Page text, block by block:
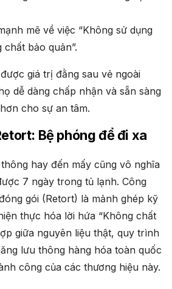
mẽ về việc “Không sử dụng
bảo quản”.
giá trị đằng sau vẻ ngoài
dễ dàng chấp nhận và sẵn sàng
cho sự an tâm.
Bệ phóng để đi xa
hay đến mấy cũng vô nghĩa
7 ngày trong tủ lạnh. Công
gói (Retort) là mảnh ghép kỹ
thực hóa lời hứa “Không chất
giữa nguyên liệu thật, quy trình
lưu thông hàng hóa toàn quốc
công của các thương hiệu này.